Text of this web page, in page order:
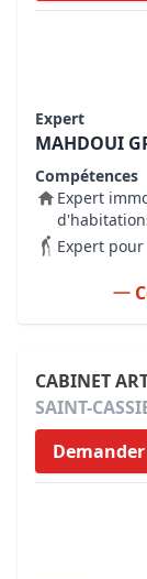
Expert
MAHDOUI
Compétences
Expert
Expert
CABINET
SAINT-